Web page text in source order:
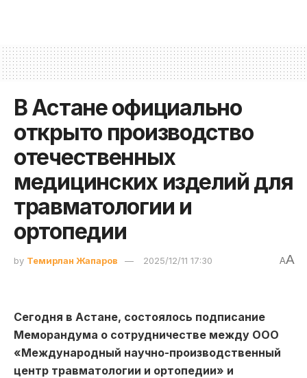
В Астане официально
открыто производство
отечественных
медицинских изделий для
травматологии и
ортопедии
by Темирлан Жапаров 2025/12/11 17:30 AA
Сегодня в Астане, состоялось подписание
Меморандума о сотрудничестве между ООО
«Международный научно-производственный
центр травматологии и ортопедии» и